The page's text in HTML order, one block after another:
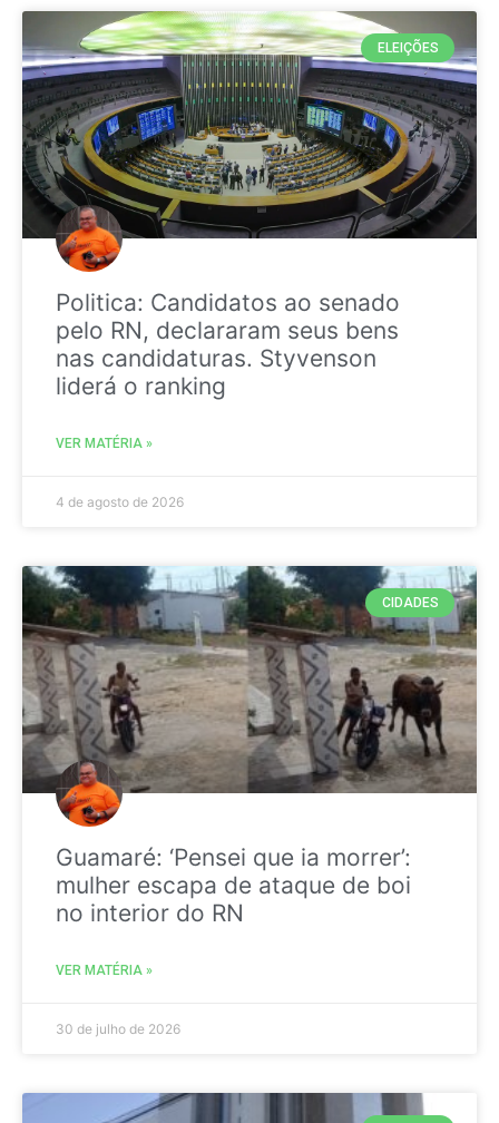
ELEIÇÕES
Politica: Candidatos ao senado
pelo RN, declararam seus bens
nas candidaturas. Styvenson
liderá o ranking
VER MATÉRIA »
4 de agosto de 2026
CIDADES
Guamaré: ‘Pensei que ia morrer’:
mulher escapa de ataque de boi
no interior do RN
VER MATÉRIA »
30 de julho de 2026